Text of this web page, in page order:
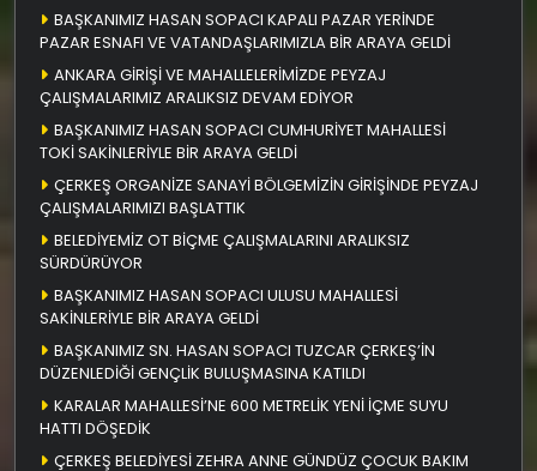
BAŞKANIMIZ HASAN SOPACI KAPALI PAZAR YERİNDE
PAZAR ESNAFI VE VATANDAŞLARIMIZLA BİR ARAYA GELDİ
ANKARA GİRİŞİ VE MAHALLELERİMİZDE PEYZAJ
ÇALIŞMALARIMIZ ARALIKSIZ DEVAM EDİYOR
BAŞKANIMIZ HASAN SOPACI CUMHURİYET MAHALLESİ
TOKİ SAKİNLERİYLE BİR ARAYA GELDİ
ÇERKEŞ ORGANİZE SANAYİ BÖLGEMİZİN GİRİŞİNDE PEYZAJ
ÇALIŞMALARIMIZI BAŞLATTIK
BELEDİYEMİZ OT BİÇME ÇALIŞMALARINI ARALIKSIZ
SÜRDÜRÜYOR
BAŞKANIMIZ HASAN SOPACI ULUSU MAHALLESİ
SAKİNLERİYLE BİR ARAYA GELDİ
BAŞKANIMIZ SN. HASAN SOPACI TUZCAR ÇERKEŞ’İN
DÜZENLEDİĞİ GENÇLİK BULUŞMASINA KATILDI
KARALAR MAHALLESİ’NE 600 METRELİK YENİ İÇME SUYU
HATTI DÖŞEDİK
ÇERKEŞ BELEDİYESİ ZEHRA ANNE GÜNDÜZ ÇOCUK BAKIM